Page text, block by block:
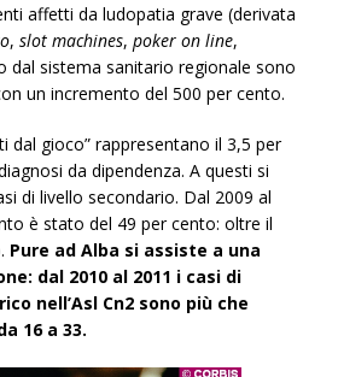
affetti da ludopatia grave (derivata
, slot machines, poker on line,
dal sistema sanitario regionale sono
un incremento del 500 per cento.
dal gioco” rappresentano il 3,5 per
da dipendenza. A questi si
di livello secondario. Dal 2009 al
è stato del 49 per cento: oltre il
Pure ad Alba si assiste a una
dal 2010 al 2011 i casi di
nell’Asl Cn2 sono più che
16 a 33.